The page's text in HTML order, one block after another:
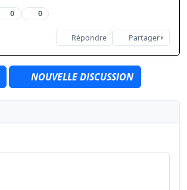
0 0
Répondre Partager
NOUVELLE DISCUSSION